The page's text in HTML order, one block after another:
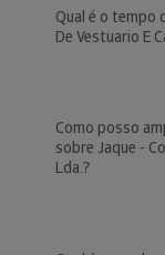
Qual é o tempo
De Vestuario E
Como posso
sobre Jaque -
Lda.?